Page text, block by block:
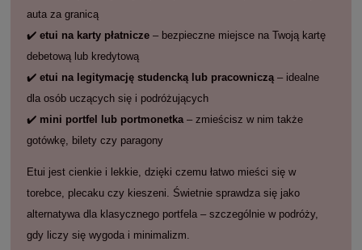
auta za granicą
✔️ etui na karty płatnicze – bezpieczne miejsce na Twoją kartę
debetową lub kredytową
✔️ etui na legitymację studencką lub pracowniczą – idealne
dla osób uczących się i podróżujących
✔️ mini portfel lub portmonetka – zmieścisz w nim także
gotówkę, bilety czy paragony
Etui jest cienkie i lekkie, dzięki czemu łatwo mieści się w
torebce, plecaku czy kieszeni. Świetnie sprawdza się jako
alternatywa dla klasycznego portfela – szczególnie w podróży,
gdy liczy się wygoda i minimalizm.